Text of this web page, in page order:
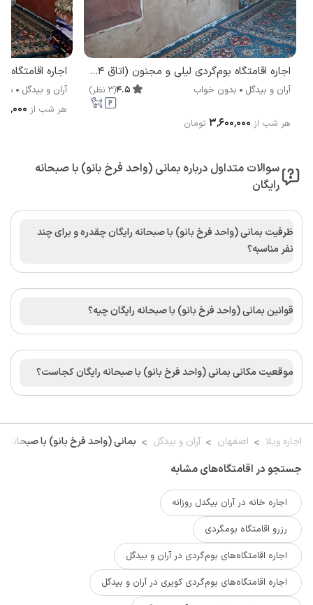
اجاره اقامتگاه بوم‌گردی لیلی و مجنون (اتاق 24 متری) آران و بیدگل
آران و بیدگل بدون خواب 4.5
(
3 نظر)
هر شب از ۳٬۶۰۰٬۰۰۰ تومان
آران و بیدگل
هر شب از
سوالات متداول درباره بمانی (واحد فرخ بانو) با صبحانه
رایگان
ظرفیت بمانی (واحد فرخ بانو) با صبحانه رایگان چقدره و برای چند
نفر مناسبه؟
قوانین بمانی (واحد فرخ بانو) با صبحانه رایگان چیه؟
موقعیت مکانی بمانی (واحد فرخ بانو) با صبحانه رایگان کجاست؟
اجاره ویلا اصفهان آران و بیدگل بمانی (واحد فرخ بانو) با صبحانه
جستجو در اقامتگاه‌های مشابه
اجاره خانه در آران بیگدل روزانه
رزرو اقامتگاه بومگردی
اجاره اقامتگاه‌های بوم‌گردی در آران و بیدگل
اجاره اقامتگاه‌های بوم‌گردی کویری در آران و بیدگل